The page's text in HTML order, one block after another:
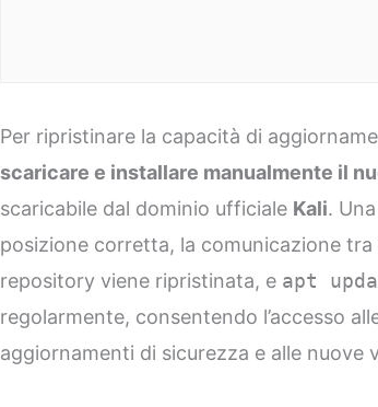
Per ripristinare la capacità di
scaricare e installare manualmente il
scaricabile dal dominio ufficiale Kali.
posizione corretta, la comunicazione
repository viene ripristinata, e apt
regolarmente, consentendo l’accesso
aggiornamenti di sicurezza e alle nuove